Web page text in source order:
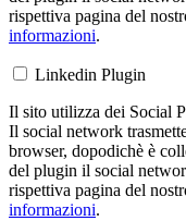
rispettiva pagina del
informazioni.
Linkedin Plugin
Il sito utilizza dei Social
Il social network
browser, dopodichè è
del plugin il social
rispettiva pagina del
informazioni.